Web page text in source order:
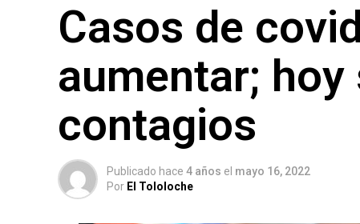
Casos de
aumentar;
contagios
Publicado hace 4 años el mayo 16, 2022
Por El Tololoche